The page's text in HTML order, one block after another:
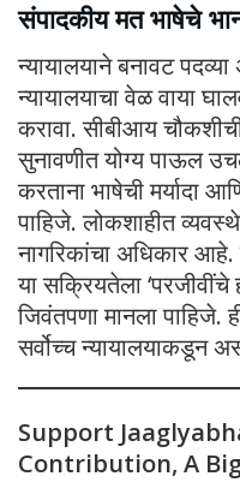
संपादकीय मत भाषेचे
न्यायालयाने बनावट
न्यायालयाचा वेळ वाया
करावा. सीबीआय
सुनावणीत योग्य पाऊल
करताना भाषेची मर्यादा
पाहिजे. लोकशाहीत
नागरिकांचा अधिकार आहे.
या सक्रियतेला ‘परजीवींचे
जिवंतपणा मानला पाहिजे.
सर्वोच्च न्यायालयाकडून
Support
Contribution, A